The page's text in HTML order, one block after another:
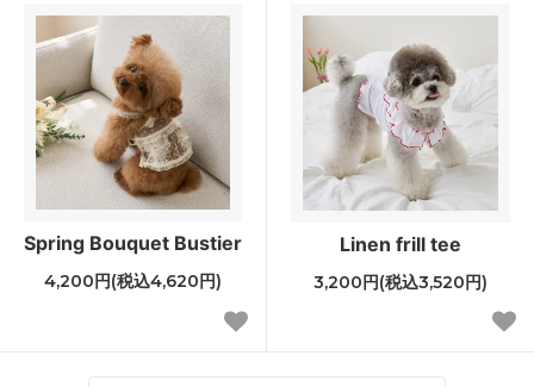
Spring Bouquet Bustier
4,200円(税込4,620円)
Linen frill tee
3,200円(税込3,520円)